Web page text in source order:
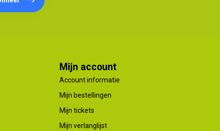
Mijn account
Account informatie
Mijn bestellingen
Mijn tickets
Mijn verlanglijst